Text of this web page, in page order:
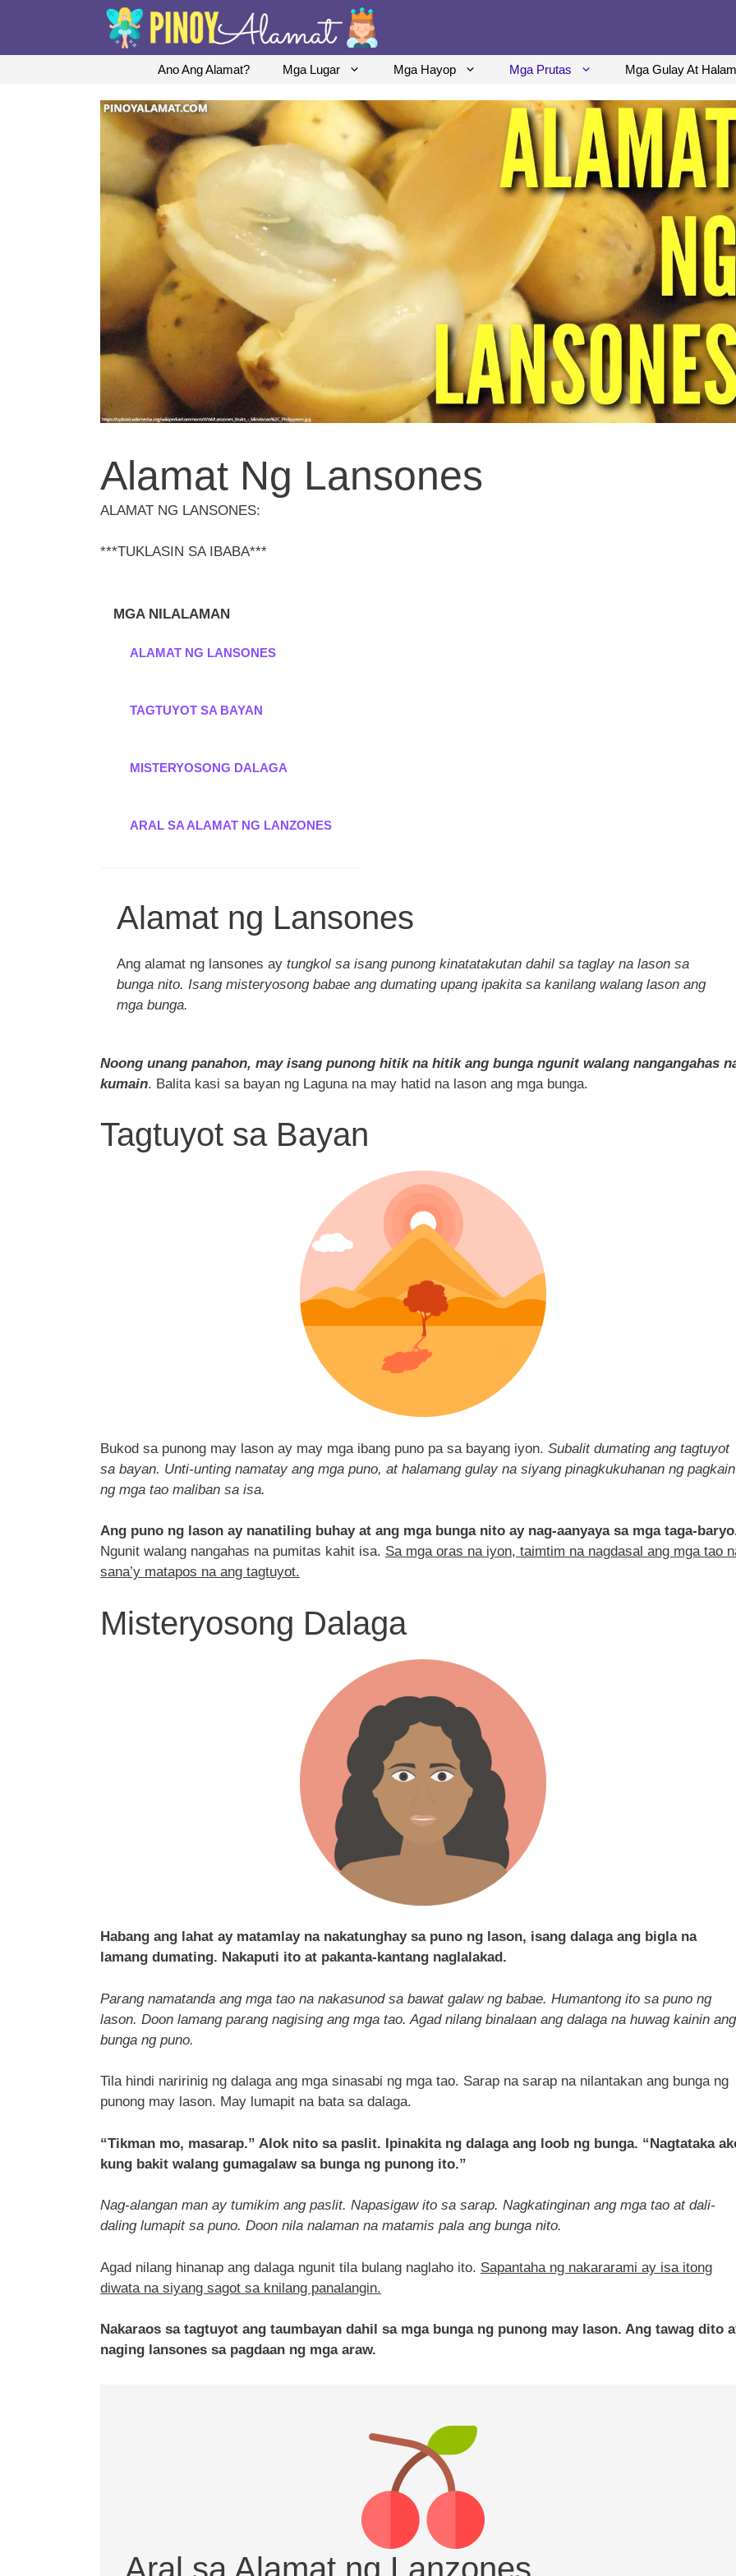
Ano Ang Alamat? Mga Lugar Mga Hayop Mga Prutas Mga Gulay At
Alamat Ng Lansones
ALAMAT NG LANSONES:
***TUKLASIN SA IBABA***
MGA NILALAMAN
ALAMAT NG LANSONES
TAGTUYOT SA BAYAN
MISTERYOSONG DALAGA
ARAL SA ALAMAT NG LANZONES
Alamat ng Lansones
Ang alamat ng lansones ay tungkol sa isang punong kinatatakutan dahil sa taglay na lason sa
bunga nito. Isang misteryosong babae ang dumating upang ipakita sa kanilang walang lason ang
mga bunga.
Noong unang panahon, may isang punong hitik na hitik ang bunga ngunit walang nangangahas
kumain. Balita kasi sa bayan ng Laguna na may hatid na lason ang mga bunga.
Tagtuyot sa Bayan
Bukod sa punong may lason ay may mga ibang puno pa sa bayang iyon. Subalit dumating ang tagtuyot
sa bayan. Unti-unting namatay ang mga puno, at halamang gulay na siyang pinagkukuhanan ng pagkain
ng mga tao maliban sa isa.
Ang puno ng lason ay nanatiling buhay at ang mga bunga nito ay nag-aanyaya sa mga taga-
Ngunit walang nangahas na pumitas kahit isa. Sa mga oras na iyon, taimtim na nagdasal ang mga tao
sana’y matapos na ang tagtuyot.
Misteryosong Dalaga
Habang ang lahat ay matamlay na nakatunghay sa puno ng lason, isang dalaga ang bigla na
lamang dumating. Nakaputi ito at pakanta-kantang naglalakad.
Parang namatanda ang mga tao na nakasunod sa bawat galaw ng babae. Humantong ito sa puno ng
lason. Doon lamang parang nagising ang mga tao. Agad nilang binalaan ang dalaga na huwag kainin ang
bunga ng puno.
Tila hindi naririnig ng dalaga ang mga sinasabi ng mga tao. Sarap na sarap na nilantakan ang bunga ng
punong may lason. May lumapit na bata sa dalaga.
“Tikman mo, masarap.” Alok nito sa paslit. Ipinakita ng dalaga ang loob ng bunga. “Nagtataka
kung bakit walang gumagalaw sa bunga ng punong ito.”
Nag-alangan man ay tumikim ang paslit. Napasigaw ito sa sarap. Nagkatinginan ang mga tao at dali-
daling lumapit sa puno. Doon nila nalaman na matamis pala ang bunga nito.
Agad nilang hinanap ang dalaga ngunit tila bulang naglaho ito. Sapantaha ng nakararami ay isa itong
diwata na siyang sagot sa knilang panalangin.
Nakaraos sa tagtuyot ang taumbayan dahil sa mga bunga ng punong may lason. Ang tawag dito
naging lansones sa pagdaan ng mga araw.